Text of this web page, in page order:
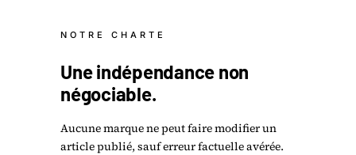
NOTRE CHARTE
Uneindépendance non
négociable.
Aucune marque ne peut faire modifier un
article publié, sauf erreur factuelle avérée.